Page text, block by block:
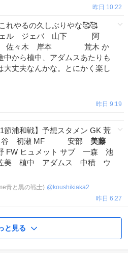
昨日 10:22
れやるの久しぶりやな🥰🥰
ル ジェバ 山下 阿
佐々木 岸本 荒木 か
中から植中、アダムスあたりも
大丈夫なんかな。とにかく楽し
昨日 9:19
節浦和戦】予想スタメン GK 荒
谷 初瀬 MF 安部 美藤
FW ヒュメット サブ 一森 池
植中 アダムス 中積 ウ
青と黒の戦士) @ koushikiaka2
昨日 6:27
と見る